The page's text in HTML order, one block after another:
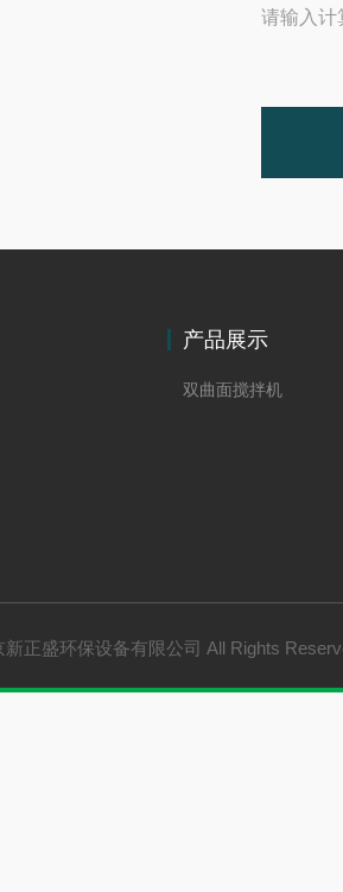
请输入计
产品展示
双曲面搅拌机
新正盛环保设备有限公司 All Rights